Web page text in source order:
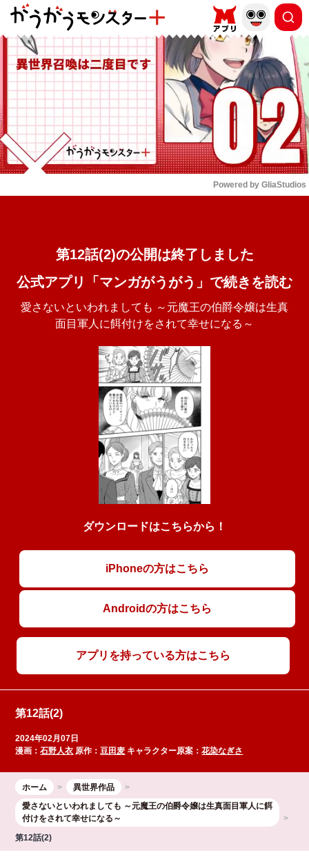
もっと読む
Powered by GliaStudios
第12話(2)の公開は終了しました
公式アプリ「マンガがうがう」で続きを読む
愛さないといわれましても ～元魔王の伯爵令嬢は生真
面目軍人に餌付けをされて幸せになる～
ダウンロードはこちらから！
iPhoneの方はこちら
Androidの方はこちら
アプリを持っている方はこちら
第12話(2)
2024年02月07日
漫画：石野人衣 原作：豆田麦 キャラクター原案：花染なぎさ
ホーム
異世界作品
愛さないといわれましても ～元魔王の伯爵令嬢は生真面目軍人に餌
付けをされて幸せになる～
第12話(2)